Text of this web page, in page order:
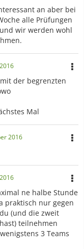
an aber bei
alle Prüfungen
wir werden wohl
mit der begrenzten
Mal
2016
ne halbe Stunde
praktisch nur gegen
(und die zweit
teilnehmen
3 Teams